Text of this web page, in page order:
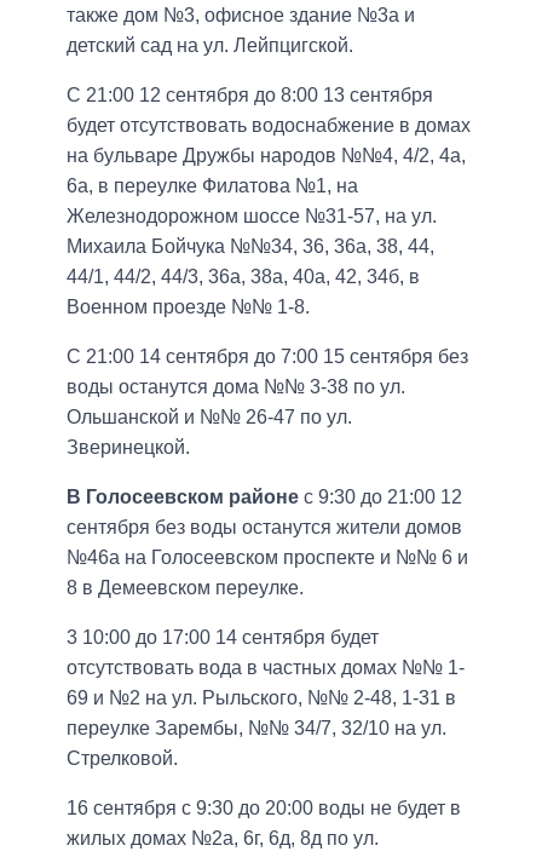
также дом №3, офисное здание №3а и
детский сад на ул. Лейпцигской.
С 21:00 12 сентября до 8:00 13 сентября
будет отсутствовать водоснабжение в домах
на бульваре Дружбы народов №№4, 4/2, 4а,
6а, в переулке Филатова №1, на
Железнодорожном шоссе №31-57, на ул.
Михаила Бойчука №№34, 36, 36а, 38, 44,
44/1, 44/2, 44/3, 36а, 38а, 40а, 42, 34б, в
Военном проезде №№ 1-8.
С 21:00 14 сентября до 7:00 15 сентября без
воды останутся дома №№ 3-38 по ул.
Ольшанской и №№ 26-47 по ул.
Зверинецкой.
В Голосеевском районе с 9:30 до 21:00 12
сентября без воды останутся жители домов
№46а на Голосеевском проспекте и №№ 6 и
8 в Демеевском переулке.
3 10:00 до 17:00 14 сентября будет
отсутствовать вода в частных домах №№ 1-
69 и №2 на ул. Рыльского, №№ 2-48, 1-31 в
переулке Зарембы, №№ 34/7, 32/10 на ул.
Стрелковой.
16 сентября с 9:30 до 20:00 воды не будет в
жилых домах №2а, 6г, 6д, 8д по ул.